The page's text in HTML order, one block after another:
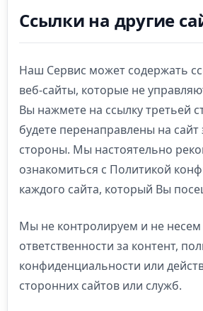
Ссылки на другие
Наш Сервис может содержать
веб-сайты, которые не
Вы нажмете на ссылку третьей
будете перенаправлены на сайт
стороны. Мы настоятельно
ознакомиться с Политикой
каждого сайта, который Вы
Мы не контролируем и не несем
ответственности за контент,
конфиденциальности или
сторонних сайтов или служб.